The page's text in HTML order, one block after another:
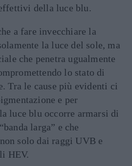
della luce blu.
a fare invecchiare la
la luce del sole, ma
che penetra ugualmente
lo stato di
Tra le cause più evidenti ci
e per
luce blu occorre armarsi di
larga” e che
solo dai raggi UVB e
HEV.